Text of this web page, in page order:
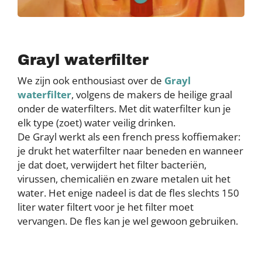
Grayl waterfilter
We zijn ook enthousiast over de Grayl
waterfilter, volgens de makers de heilige graal
onder de waterfilters. Met dit waterfilter kun je
elk type (zoet) water veilig drinken.
De Grayl werkt als een french press koffiemaker:
je drukt het waterfilter naar beneden en wanneer
je dat doet, verwijdert het filter bacteriën,
virussen, chemicaliën en zware metalen uit het
water. Het enige nadeel is dat de fles slechts 150
liter water filtert voor je het filter moet
vervangen. De fles kan je wel gewoon gebruiken.